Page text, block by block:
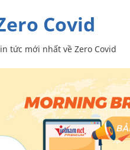
Zero Covid
Tin tức mới nhất về Zero Covid